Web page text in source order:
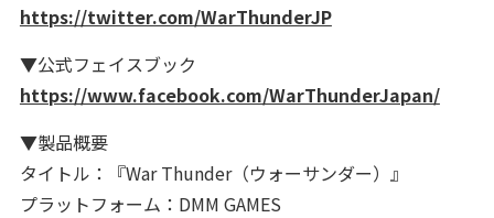
https://twitter.com/WarThunderJP
▼公式フェイスブック
https://www.facebook.com/WarThunderJapan/
▼製品概要
タイトル：『War Thunder（ウォーサンダー）』
プラットフォーム：DMM GAMES